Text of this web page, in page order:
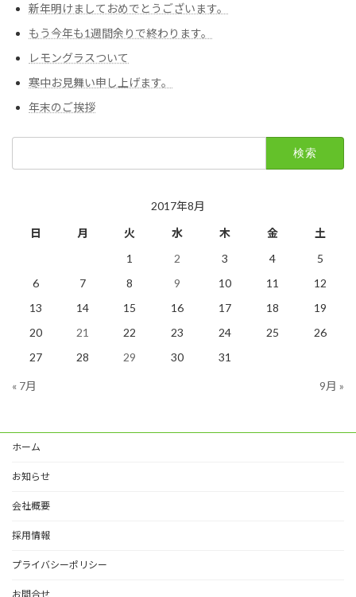
新年明けましておめでとうございます。
もう今年も1週間余りで終わります。
レモングラスついて
寒中お見舞い申し上げます。
年末のご挨拶
2017年8月
日
月 火 水 木 金
土
1
2 3 4
5
6
7 8 9 10 11
12
13
14 15 16 17 18
19
20
21 22 23 24 25
26
27
28 29 30 31
« 7月 9月 »
ホーム
お知らせ
会社概要
採用情報
プライバシーポリシー
お問合せ